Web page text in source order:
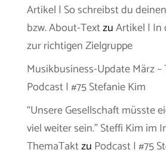
Artikel | So schreibst du
bzw. About-TextzuArtikel | In
zur richtigen Zielgruppe
Musikbusiness-Update März
Podcast | #75 Stefanie Kim
“Unsere Gesellschaft müsste
viel weiter sein.” Steffi Kim im
ThemaTaktzu Podcast | #75